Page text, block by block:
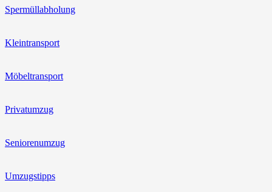
Spermüllabholung
Kleintransport
Möbeltransport
Privatumzug
Seniorenumzug
Umzugstipps